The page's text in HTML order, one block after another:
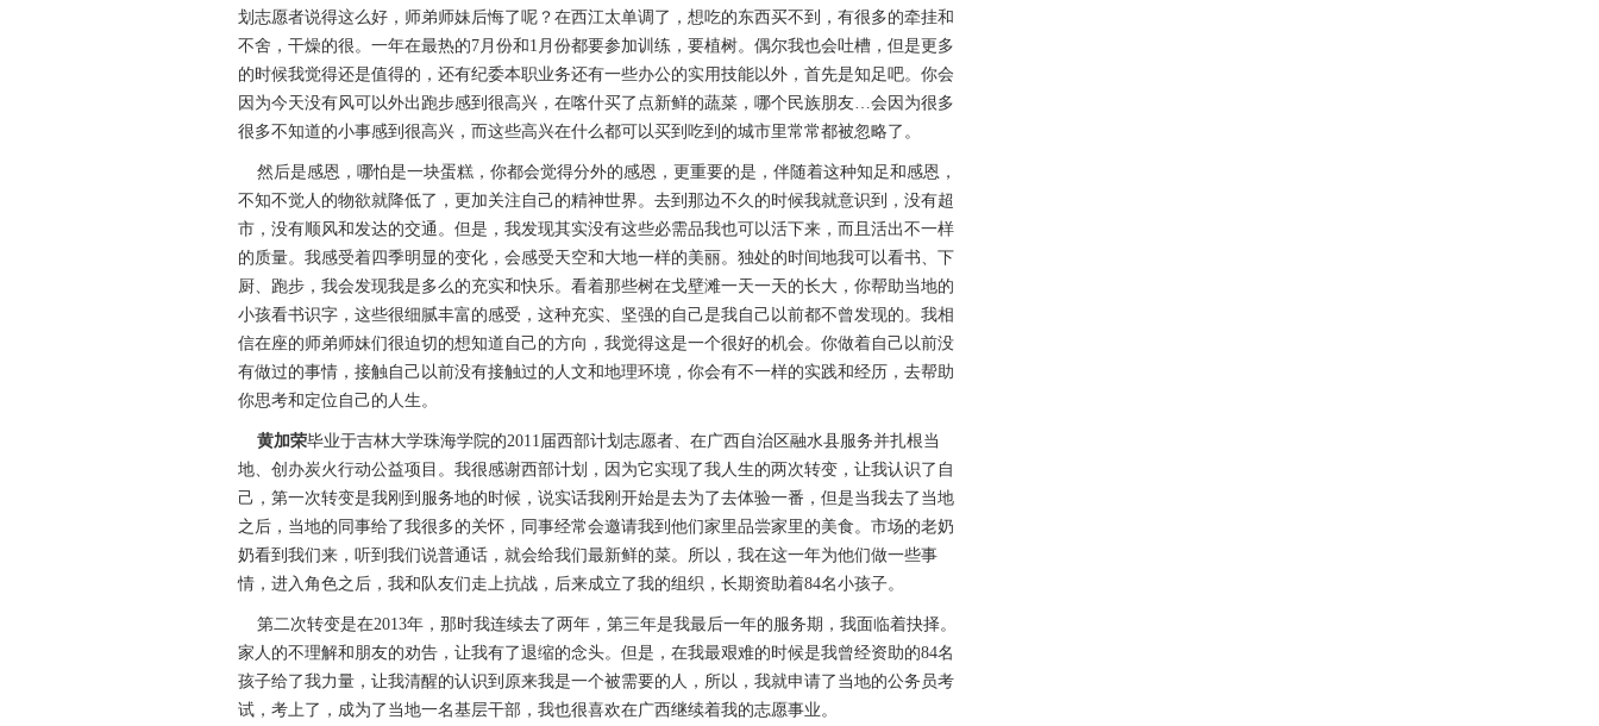
划志愿者说得这么好，师弟师妹后悔了呢？在西江太单调了，想吃的东西买不到，有很多的牵挂和
不舍，干燥的很。一年在最热的7月份和1月份都要参加训练，要植树。偶尔我也会吐槽，但是更多
的时候我觉得还是值得的，还有纪委本职业务还有一些办公的实用技能以外，首先是知足吧。你会
因为今天没有风可以外出跑步感到很高兴，在喀什买了点新鲜的蔬菜，哪个民族朋友…会因为很多
很多不知道的小事感到很高兴，而这些高兴在什么都可以买到吃到的城市里常常都被忽略了。
然后是感恩，哪怕是一块蛋糕，你都会觉得分外的感恩，更重要的是，伴随着这种知足和感恩，
不知不觉人的物欲就降低了，更加关注自己的精神世界。去到那边不久的时候我就意识到，没有超
市，没有顺风和发达的交通。但是，我发现其实没有这些必需品我也可以活下来，而且活出不一样
的质量。我感受着四季明显的变化，会感受天空和大地一样的美丽。独处的时间地我可以看书、下
厨、跑步，我会发现我是多么的充实和快乐。看着那些树在戈壁滩一天一天的长大，你帮助当地的
小孩看书识字，这些很细腻丰富的感受，这种充实、坚强的自己是我自己以前都不曾发现的。我相
信在座的师弟师妹们很迫切的想知道自己的方向，我觉得这是一个很好的机会。你做着自己以前没
有做过的事情，接触自己以前没有接触过的人文和地理环境，你会有不一样的实践和经历，去帮助
你思考和定位自己的人生。
黄加荣毕业于吉林大学珠海学院的2011届西部计划志愿者、在广西自治区融水县服务并扎根当
地、创办炭火行动公益项目。我很感谢西部计划，因为它实现了我人生的两次转变，让我认识了自
己，第一次转变是我刚到服务地的时候，说实话我刚开始是去为了去体验一番，但是当我去了当地
之后，当地的同事给了我很多的关怀，同事经常会邀请我到他们家里品尝家里的美食。市场的老奶
奶看到我们来，听到我们说普通话，就会给我们最新鲜的菜。所以，我在这一年为他们做一些事
情，进入角色之后，我和队友们走上抗战，后来成立了我的组织，长期资助着84名小孩子。
第二次转变是在2013年，那时我连续去了两年，第三年是我最后一年的服务期，我面临着抉择。
家人的不理解和朋友的劝告，让我有了退缩的念头。但是，在我最艰难的时候是我曾经资助的84名
孩子给了我力量，让我清醒的认识到原来我是一个被需要的人，所以，我就申请了当地的公务员考
试，考上了，成为了当地一名基层干部，我也很喜欢在广西继续着我的志愿事业。